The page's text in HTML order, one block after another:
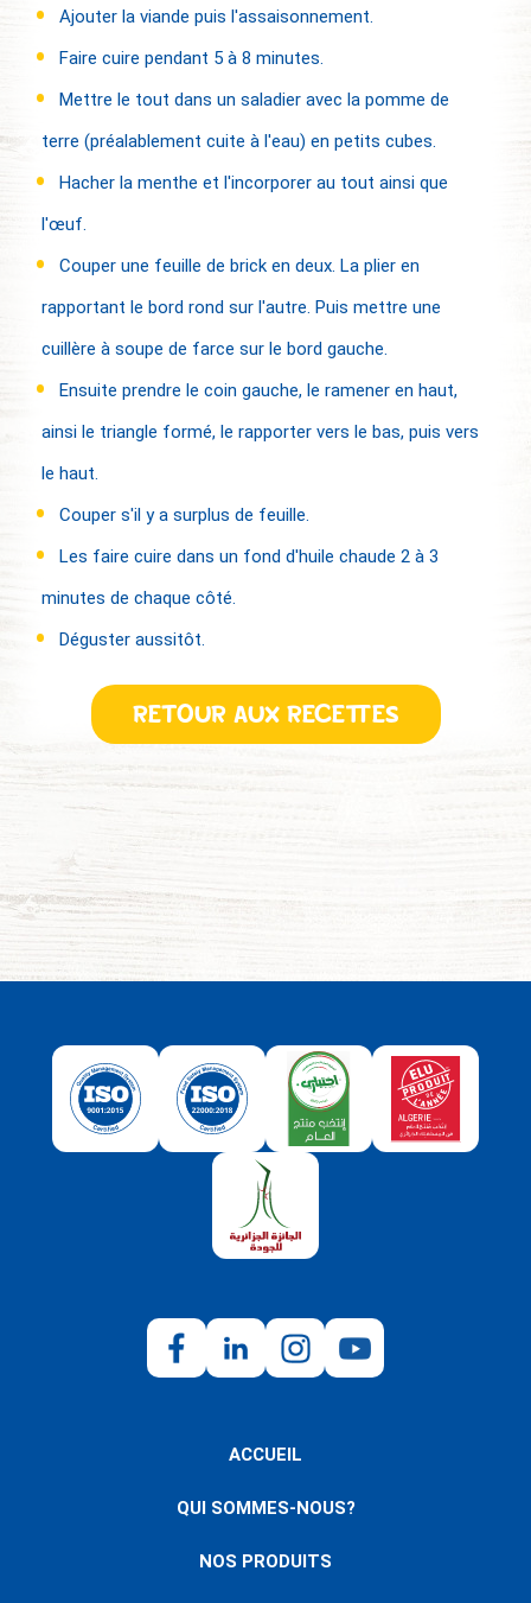
Ajouter la viande puis l'assaisonnement.
Faire cuire pendant 5 à 8 minutes.
Mettre le tout dans un saladier avec la pomme de
terre (préalablement cuite à l'eau) en petits cubes.
Hacher la menthe et l'incorporer au tout ainsi que
l'œuf.
Couper une feuille de brick en deux. La plier en
rapportant le bord rond sur l'autre. Puis mettre une
cuillère à soupe de farce sur le bord gauche.
Ensuite prendre le coin gauche, le ramener en haut,
ainsi le triangle formé, le rapporter vers le bas, puis vers
le haut.
Couper s'il y a surplus de feuille.
Les faire cuire dans un fond d'huile chaude 2 à 3
minutes de chaque côté.
Déguster aussitôt.
RETOUR AUX RECETTES
ACCUEIL
QUI SOMMES-NOUS?
NOS PRODUITS